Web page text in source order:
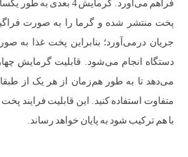
فراهم می‌آورد. گرمایش 4
پخت منتشر شده و گرما را به صورت
جریان درمی‌آورد؛ بنابراین پخت غذا به
دستگاه انجام می‌شود. قابلیت گرمایش
می‌دهد تا به طور هم‌زمان از هر یک از
متفاوت استفاده کنید. این قابلیت فرایند
با هم ترکیب شود به پایان خواهد رساند.